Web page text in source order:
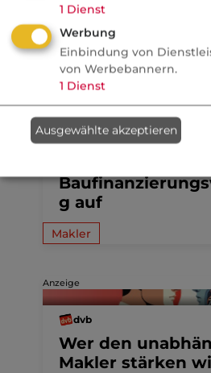
AktuelleNachrichten
g auf
Makler
Anzeige
dvb
Wer den
Makler stärken
1 Dienst
Werbung
Einbindung von
von Werbebannern.
1 Dienst
Ausgewählte akzeptieren